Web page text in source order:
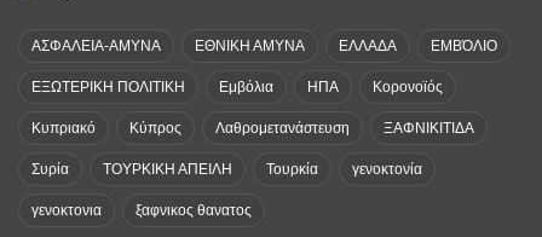
ΑΣΦΑΛΕΙΑ-ΑΜΥΝΑ ΕΘΝΙΚΗ ΑΜΥΝΑ ΕΛΛΑΔΑ ΕΜΒΌΛΙΟ
ΕΞΩΤΕΡΙΚΗ ΠΟΛΙΤΙΚΗ Εμβόλια ΗΠΑ Κορονοϊός
Κυπριακό Κύπρος Λαθρομετανάστευση ΞΑΦΝΙΚΙΤΙΔΑ
Συρία ΤΟΥΡΚΙΚΗ ΑΠΕΙΛΗ Τουρκία γενοκτονία
γενοκτονια ξαφνικος θανατος